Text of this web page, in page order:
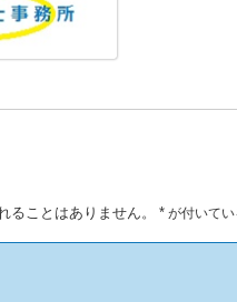
ることはありません。 *が付いてい